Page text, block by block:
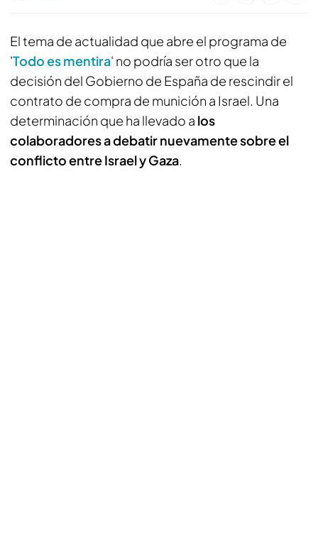
El tema de actualidad que abre el programa de
'Todo es mentira' no podría ser otro que la
decisión del Gobierno de España de rescindir el
contrato de compra de munición a Israel. Una
determinación que ha llevado a los
colaboradores a debatir nuevamente sobre el
conflicto entre Israel y Gaza.